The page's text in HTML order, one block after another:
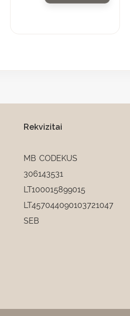
Rekvizitai
MB CODEKUS
306143531
LT100015899015
LT457044090103721047
SEB